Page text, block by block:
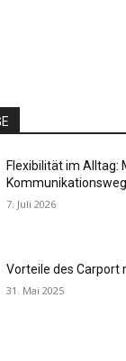
Flexibilität im Alltag:
7. Juli 2026
Vorteile des Carport
31. Mai 2025